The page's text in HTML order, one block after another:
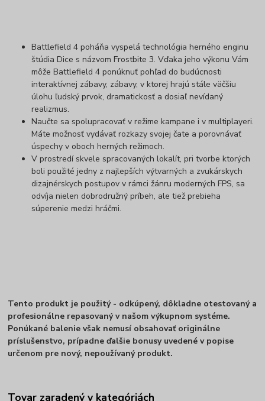
Battlefield 4 poháňa vyspelá technológia herného enginu
štúdia Dice s názvom Frostbite 3. Vďaka jeho výkonu Vám
môže Battlefield 4 ponúknuť pohľad do budúcnosti
interaktívnej zábavy, zábavy, v ktorej hrajú stále väčšiu
úlohu ľudský prvok, dramatickosť a dosiaľ nevídaný
realizmus.
Naučte sa spolupracovať v režime kampane i v multiplayeri.
Máte možnosť vydávať rozkazy svojej čate a porovnávať
úspechy v oboch herných režimoch.
V prostredí skvele spracovaných lokalít, pri tvorbe ktorých
boli použité jedny z najlepších výtvarných a zvukárskych
dizajnérskych postupov v rámci žánru moderných FPS, sa
odvíja nielen dobrodružný príbeh, ale tiež prebieha
súperenie medzi hráčmi.
Tento produkt je použitý - odkúpený, dôkladne otestovaný a
profesionálne repasovaný v našom výkupnom systéme.
Ponúkané balenie však nemusí obsahovať originálne
príslušenstvo, prípadne ďalšie bonusy uvedené v popise
určenom pre nový, nepoužívaný produkt.
Tovar zaradený v kategóriách